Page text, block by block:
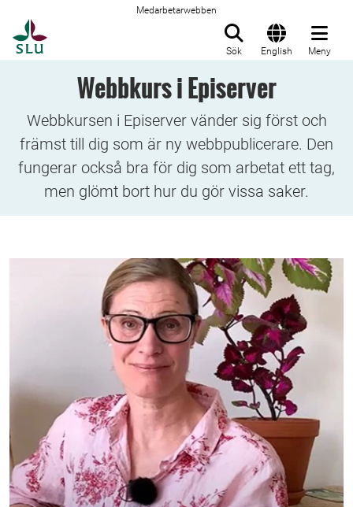
Medarbetarwebben
Sök English Meny
Webbkurs i Episerver
Webbkursen i Episerver vänder sig först och
främst till dig som är ny webbpublicerare. Den
fungerar också bra för dig som arbetat ett tag,
men glömt bort hur du gör vissa saker.